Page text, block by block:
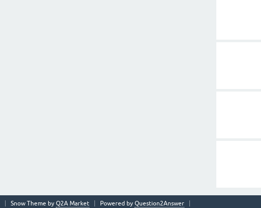
Snow Theme by Q2A Market Powered by Question2Answer